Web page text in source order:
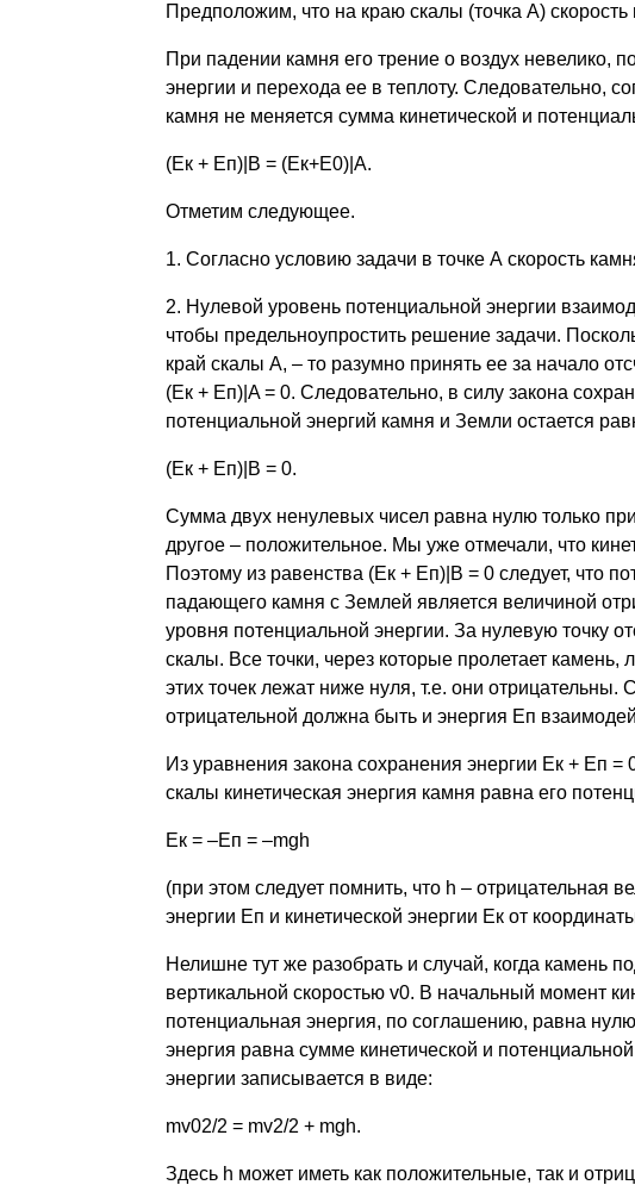
Предположим, что на краю скалы (точка А)
При падении камня его трение о воздух невелико,
энергии и перехода ее в теплоту. Следовательно,
камня не меняется сумма кинетической и
(Ек + Еп)|B = (Ек+Е0)|A.
Отметим следующее.
1. Согласно условию задачи в точке А скорость
2. Нулевой уровень потенциальной энергии
чтобы предельноупростить решение задачи.
край скалы А, – то разумно принять ее за начало
(Ек + Еп)|A = 0. Следовательно, в силу закона
потенциальной энергий камня и Земли остается
(Ек + Еп)|B = 0.
Сумма двух ненулевых чисел равна нулю только
другое – положительное. Мы уже отмечали, что
Поэтому из равенства (Ек + Еп)|B = 0 следует, что
падающего камня с Землей является величиной
уровня потенциальной энергии. За нулевую точку
скалы. Все точки, через которые пролетает
этих точек лежат ниже нуля, т.е. они
отрицательной должна быть и энергия Еп
Из уравнения закона сохранения энергии Ек + Еп =
скалы кинетическая энергия камня равна его
Ек = –Еп = –mgh
(при этом следует помнить, что h – отрицательная
энергии Еп и кинетической энергии Ек от
Нелишне тут же разобрать и случай, когда камень
вертикальной скоростью v0. В начальный момент
потенциальная энергия, по соглашению, равна
энергия равна сумме кинетической и
энергии записывается в виде:
mv02/2 = mv2/2 + mgh.
Здесь h может иметь как положительные, так и